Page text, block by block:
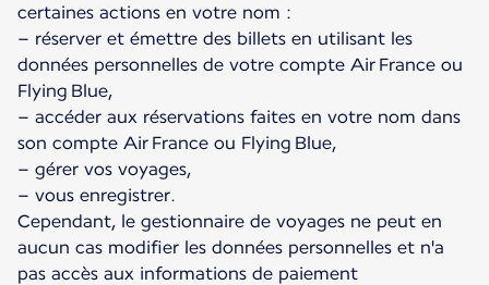
certaines actions en votre nom :
– réserver et émettre des billets en utilisant les
données personnelles de votre compte Air France ou
Flying Blue,
– accéder aux réservations faites en votre nom dans
son compte Air France ou Flying Blue,
– gérer vos voyages,
– vous enregistrer.
Cependant, le gestionnaire de voyages ne peut en
aucun cas modifier les données personnelles et n'a
pas accès aux informations de paiement